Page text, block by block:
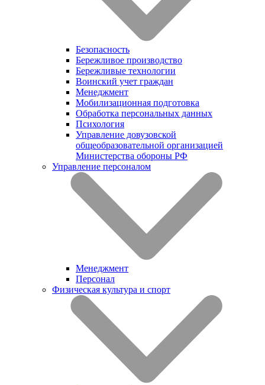
Безопасность
Бережливое производство
Бережливые технологии
Воинский учет граждан
Менеджмент
Мобилизационная подготовка
Обработка персональных данных
Психология
Управление довузовской
общеобразовательной организацией
Министерства обороны РФ
Управление персоналом
Менеджмент
Персонал
Физическая культура и спорт